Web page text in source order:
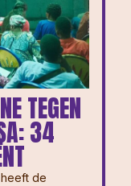
TEGEN
34
heeft de